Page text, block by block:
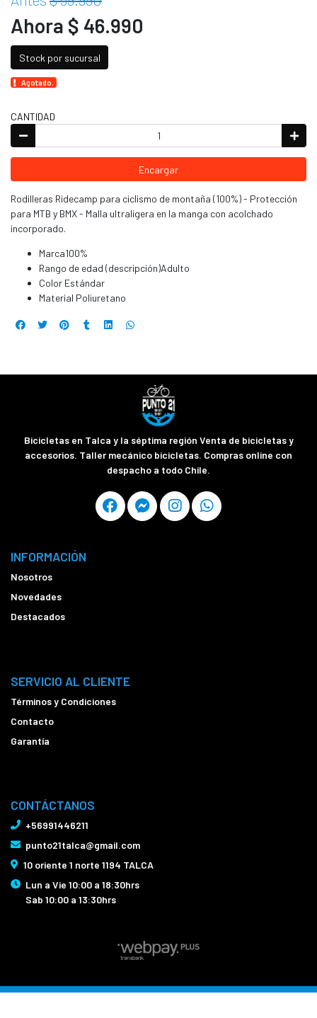
Ahora $ 46.990
Stock por sucursal
Agotado.
CANTIDAD
Encargar
Rodilleras Ridecamp para ciclismo de montaña (100%) - Protección
para MTB y BMX - Malla ultraligera en la manga con acolchado
incorporado.
Marca100%
Rango de edad (descripción)Adulto
Color Estándar
Material Poliuretano
Bicicletas en Talca y la séptima región Venta de bicicletas y
accesorios. Taller mecánico bicicletas. Compras online con
despacho a todo Chile.
INFORMACIÓN
Nosotros
Novedades
Destacados
SERVICIO AL CLIENTE
Términos y Condiciones
Contacto
Garantía
CONTÁCTANOS
+56991446211
punto21talca@gmail.com
10 oriente 1 norte 1194 TALCA
Lun a Vie 10:00 a 18:30hrs
Sab 10:00 a 13:30hrs